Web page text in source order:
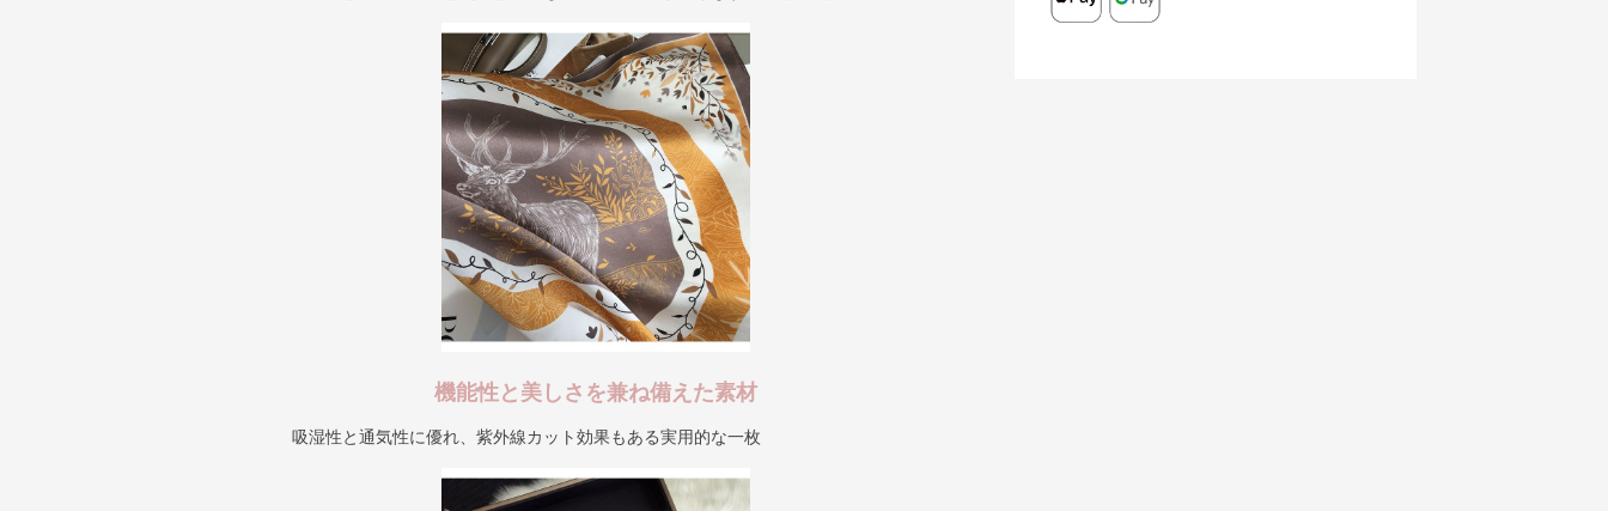
機能性と美しさを兼ね備えた素材
吸湿性と通気性に優れ、紫外線カット効果もある実用的な一枚